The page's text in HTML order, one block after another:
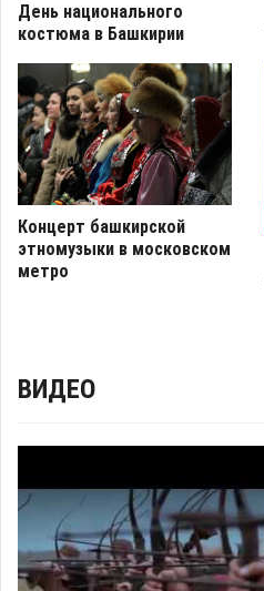
День национального
костюма в Башкирии
Концерт башкирской
этномузыки в московском
метро
ВИДЕО